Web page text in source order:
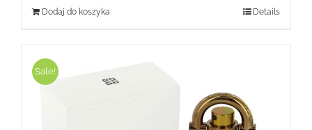
Dodaj do koszyka Details
Sale!